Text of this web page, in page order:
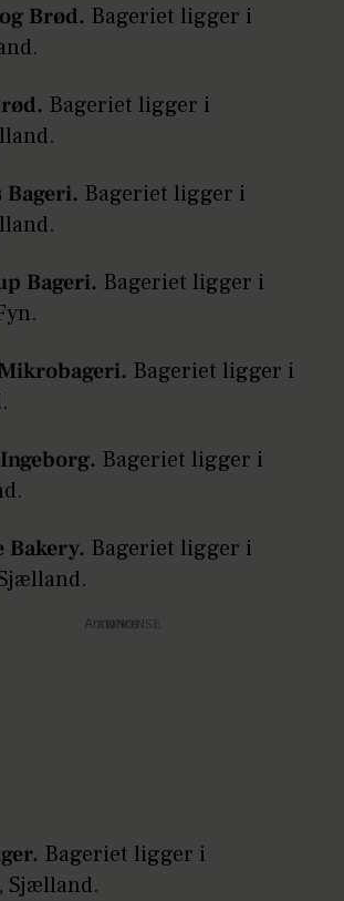
Brød. Bageriet ligger i
Bageriet ligger i
Bageri. Bageriet ligger i
Bageri. Bageriet ligger i
Bageriet ligger i
Bageriet ligger i
Bakery. Bageriet ligger i
Annonce
Bageriet ligger i
Sjælland.